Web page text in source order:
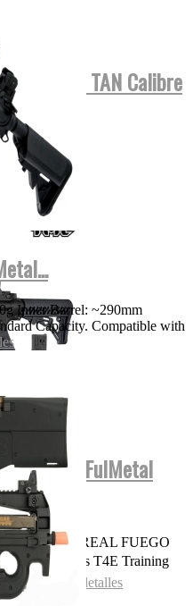
NEGRA o TAN Calibre
Glock FulMetal
SONIDO REAL FUEGO
pistolas T4E Training
más detalles
Inner Barrel: ~290mm
Capacity. Compatible with